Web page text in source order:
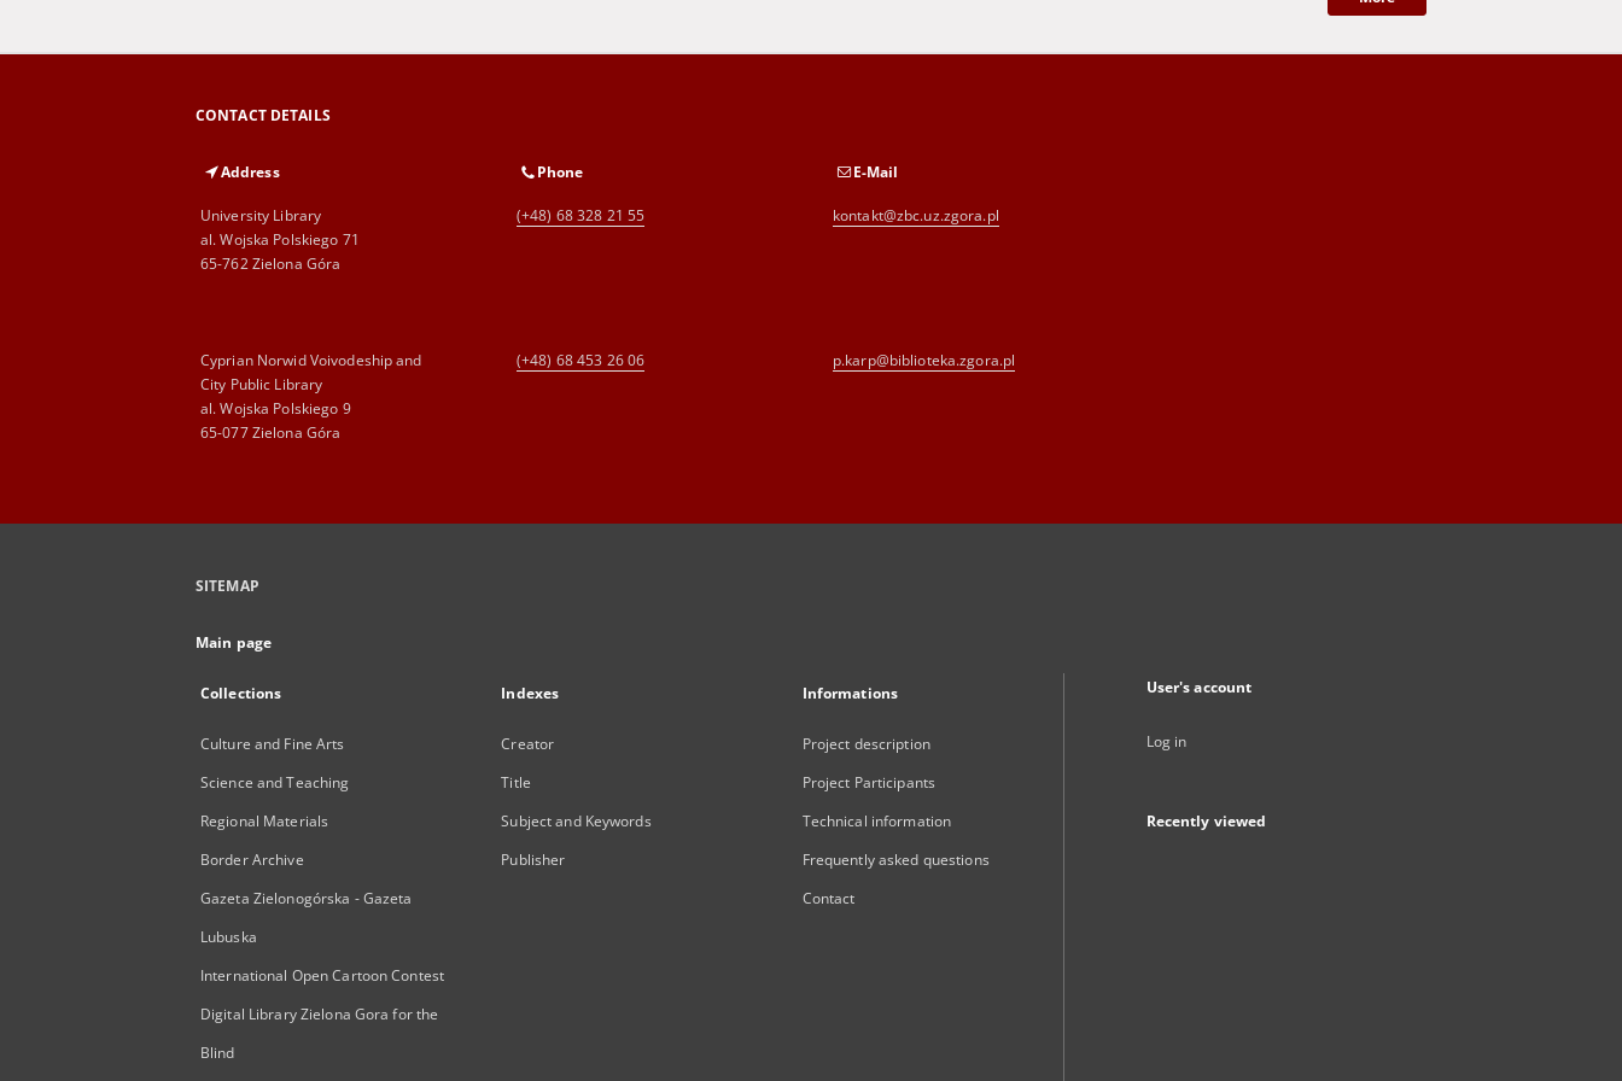
CONTACT DETAILS
Address
University Library
al. Wojska Polskiego 71
65-762 Zielona Góra
Phone
(+48) 68 328 21 55
E-Mail
kontakt@zbc.uz.zgora.pl
Cyprian Norwid Voivodeship and
City Public Library
al. Wojska Polskiego 9
65-077 Zielona Góra
(+48) 68 453 26 06 p.karp@biblioteka.zgora.pl
SITEMAP
Main page
Collections
Culture and Fine Arts
Science and Teaching
Regional Materials
Border Archive
Gazeta Zielonogórska - Gazeta
Lubuska
International Open Cartoon Contest
Digital Library Zielona Gora for the
Blind
Indexes
Creator
Title
Subject and Keywords
Publisher
Informations
Project description
Project Participants
Technical information
Frequently asked questions
Contact
User's account
Log in
Recently viewed